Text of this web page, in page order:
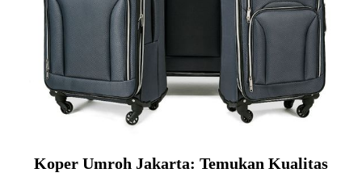
Koper Umroh Jakarta: Temukan Kualitas